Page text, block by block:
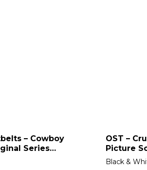
– Cowboy
Series
OST –
Picture
Black &